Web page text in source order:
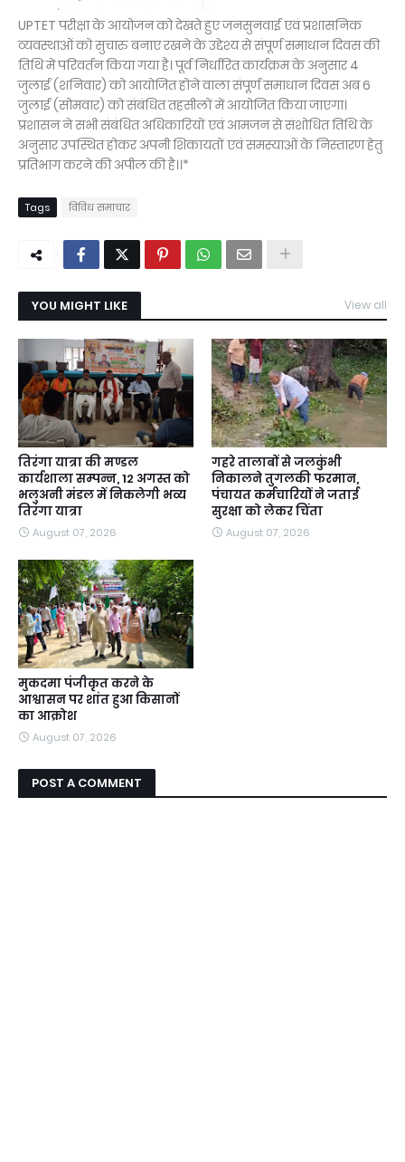
UPTET परीक्षा के आयोजन को देखते हुए जनसुनवाई एवं प्रशासनिक
व्यवस्थाओं को सुचारु बनाए रखने के उद्देश्य से संपूर्ण समाधान दिवस की
तिथि में परिवर्तन किया गया है। पूर्व निर्धारित कार्यक्रम के अनुसार 4
जुलाई (शनिवार) को आयोजित होने वाला संपूर्ण समाधान दिवस अब 6
जुलाई (सोमवार) को संबंधित तहसीलों में आयोजित किया जाएगा।
प्रशासन ने सभी संबंधित अधिकारियों एवं आमजन से संशोधित तिथि के
अनुसार उपस्थित होकर अपनी शिकायतों एवं समस्याओं के निस्तारण हेतु
प्रतिभाग करने की अपील की है।।*
Tags विविध समाचार
YOU MIGHT LIKE View all
तिरंगा यात्रा की मण्डल
कार्यशाला सम्पन्न, 12 अगस्त को
भलुअनी मंडल में निकलेगी भव्य
तिरंगा यात्रा
August 07, 2026
गहरे तालाबों से जलकुंभी
निकालने तुगलकी फरमान,
पंचायत कर्मचारियों ने जताई
सुरक्षा को लेकर चिंता
August 07, 2026
मुकदमा पंजीकृत करने के
आश्वासन पर शांत हुआ किसानों
का आक्रोश
August 07, 2026
POST A COMMENT